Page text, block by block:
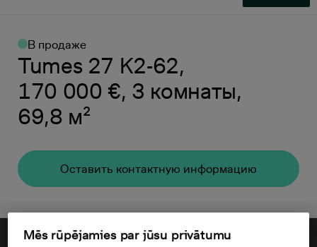
В продаже
Tumes 27 K2-62,
170 000 €, 3 комнаты,
69,8 м²
Oставить контактную информацию
Mēs rūpējamies par jūsu privātumu